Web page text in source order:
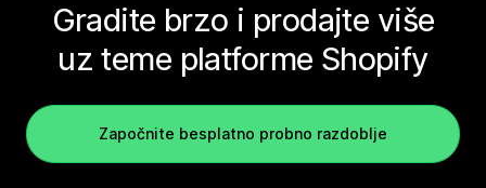
Gradite brzo i prodajte više
uz teme platforme Shopify
Započnite besplatno probno razdoblje